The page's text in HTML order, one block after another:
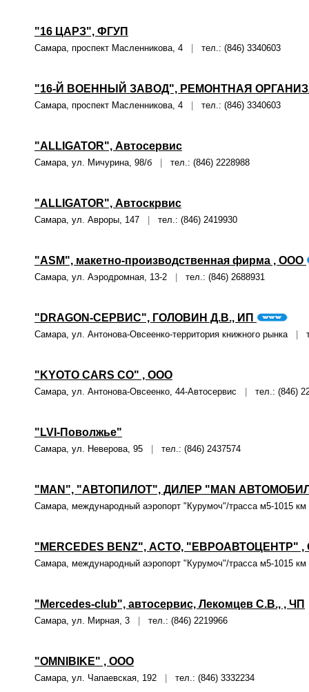
"16 ЦАРЗ", ФГУП
Самара, проспект Масленникова, 4 тел.: (846) 3340603
"16-Й ВОЕННЫЙ ЗАВОД", РЕМОНТНАЯ
Самара, проспект Масленникова, 4 тел.: (846) 3340603
"ALLIGATOR", Автосервис
Самара, ул. Мичурина, 98/б тел.: (846) 2228988
"ALLIGATOR", Автоскрвис
Самара, ул. Авроры, 147 тел.: (846) 2419930
"ASM", макетно-производственная фирма , ООО
Самара, ул. Аэродромная, 13-2 тел.: (846) 2688931
"DRAGON-СЕРВИС", ГОЛОВИН Д.В., ИП
Самара, ул. Антонова-Овсеенко-территория книжного рынка
"KYOTO CARS CO" , ООО
Самара, ул. Антонова-Овсеенко, 44-Автосервис тел.: (846)
"LVI-Поволжье"
Самара, ул. Неверова, 95 тел.: (846) 2437574
"MAN", "АВТОПИЛОТ", ДИЛЕР "MAN
Самара, международный аэропорт "Курумоч"/трасса м5-1015
"MERCEDES BENZ", АСТО, "ЕВРОАВТОЦЕНТР"
Самара, международный аэропорт "Курумоч"/трасса м5-1015
"Mercedes-club", автосервис, Лекомцев С.В., , ЧП
Самара, ул. Мирная, 3 тел.: (846) 2219966
"OMNIBIKE" , ООО
Самара, ул. Чапаевская, 192 тел.: (846) 3332234